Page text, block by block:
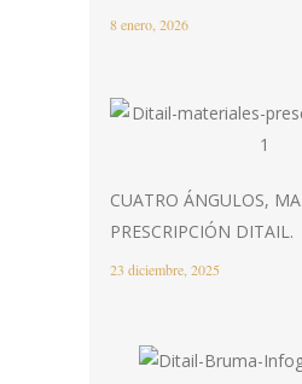
8 enero, 2026
CUATRO ÁNGULOS,
PRESCRIPCIÓN DITAIL.
23 diciembre, 2025